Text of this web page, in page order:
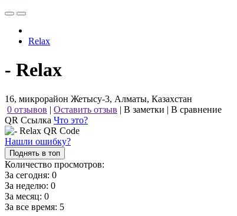
Relax
- Relax
16, микрорайон Жетысу-3, Алматы, Казахстан
0 отзывов | Оставить отзыв | В заметки | В сравнение
QR Ссылка Что это?
Нашли ошибку?
Поднять в топ
Количество просмотров:
За сегодня: 0
За неделю: 0
За месяц: 0
За все время: 5